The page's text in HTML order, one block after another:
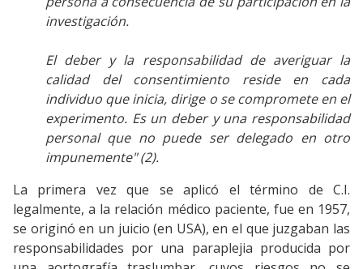
investigación.
El deber y la responsabilidad de averiguar la
calidad del consentimiento reside en cada
individuo que inicia, dirige o se compromete en el
experimento. Es un deber y una responsabilidad
personal que no puede ser delegado en otro
impunemente" (2).
La primera vez que se aplicó el término de C.I.
legalmente, a la relación médico paciente, fue en 1957,
se originó en un juicio (en USA), en el que juzgaban las
responsabilidades por una paraplejia producida por